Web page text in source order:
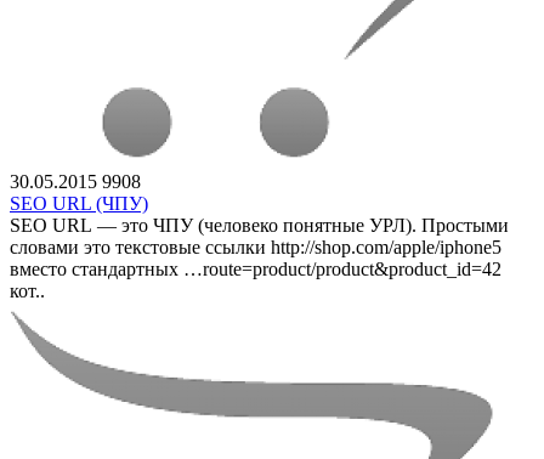
30.05.2015 9908
SEO URL (ЧПУ)
SEO URL — это ЧПУ (человеко понятные УРЛ). Простыми
словами это текстовые ссылки http://shop.com/apple/iphone5
вместо стандартных …route=product/product&product_id=42
кот..